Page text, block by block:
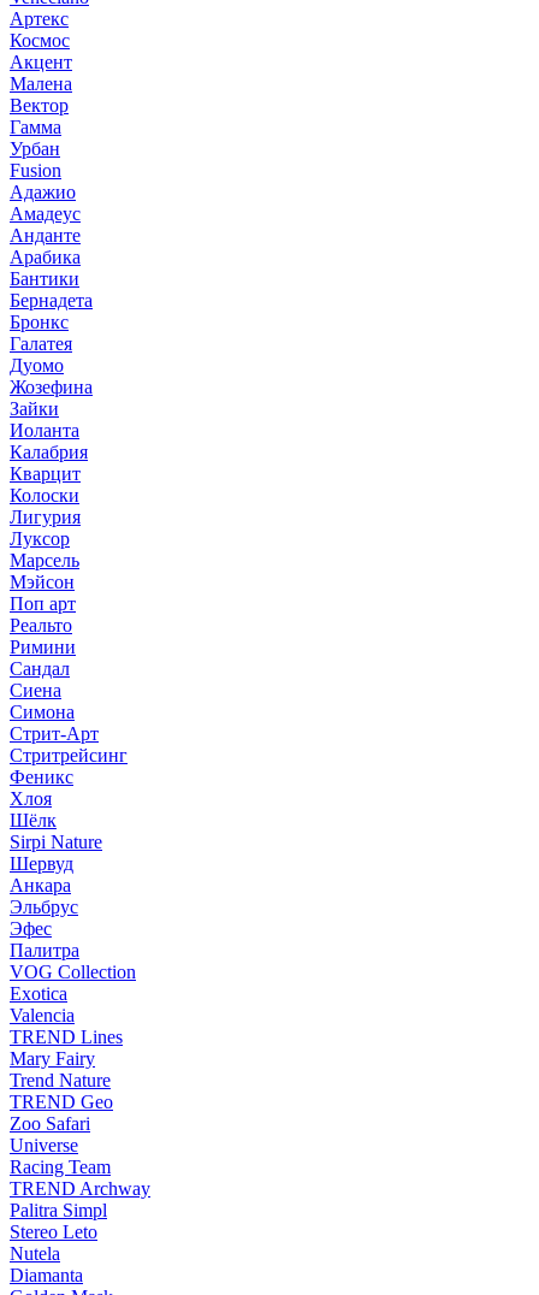
Артекс
Космос
Акцент
Малена
Вектор
Гамма
Урбан
Fusion
Адажио
Амадеус
Анданте
Арабика
Бантики
Бернадета
Бронкс
Галатея
Дуомо
Жозефина
Зайки
Иоланта
Калабрия
Кварцит
Колоски
Лигурия
Луксор
Марсель
Мэйсон
Поп арт
Реальто
Римини
Сандал
Сиена
Симона
Стрит-Арт
Стритрейсинг
Феникс
Хлоя
Шёлк
Sirpi Nature
Шервуд
Анкара
Эльбрус
Эфес
Палитра
VOG Collection
Exotica
Valencia
TREND Lines
Mary Fairy
Trend Nature
TREND Geo
Zoo Safari
Universe
Racing Team
TREND Archway
Palitra Simpl
Stereo Leto
Nutela
Diamanta